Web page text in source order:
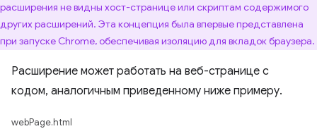
расширения не видны хост-странице или скриптам содержимого
других расширений. Эта концепция была впервые представлена ​​
при запуске Chrome, обеспечивая изоляцию для вкладок браузера.
Расширение может работать на веб-странице с
кодом, аналогичным приведенному ниже примеру.
webPage.html